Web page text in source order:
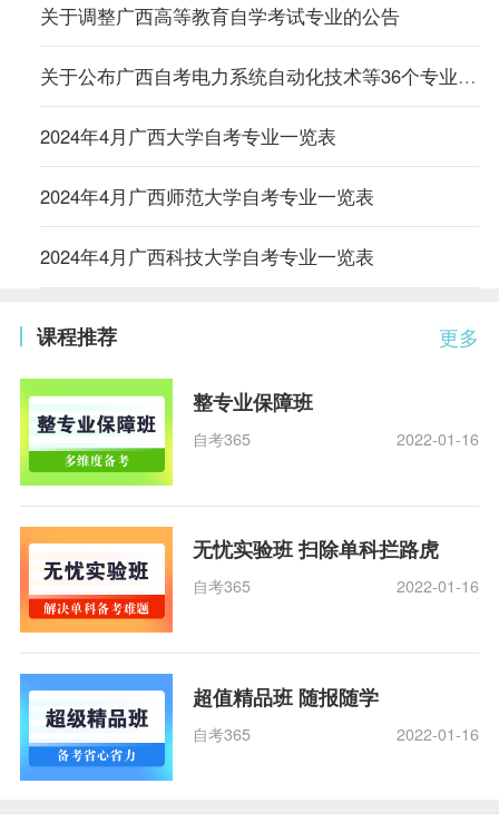
关于调整广西高等教育自学考试专业的公告
关于公布广西自考电力系统自动化技术等36个专业停考方案公告
2024年4月广西大学自考专业一览表
2024年4月广西师范大学自考专业一览表
2024年4月广西科技大学自考专业一览表
更多
课程推荐
整专业保障班
自考365 2022-01-16
无忧实验班 扫除单科拦路虎
自考365 2022-01-16
超值精品班 随报随学
自考365 2022-01-16